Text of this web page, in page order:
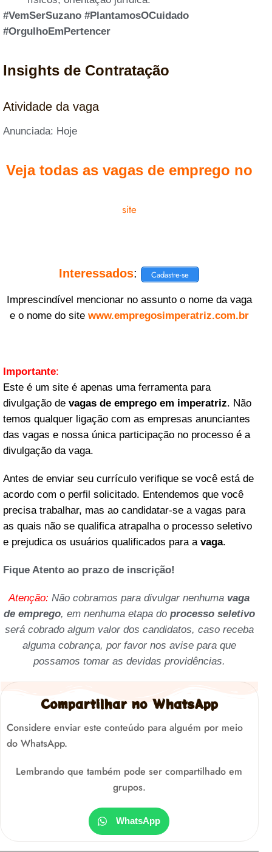
#VemSerSuzano #PlantamosOCuidado
#OrgulhoEmPertencer
Insights de Contratação
Atividade da vaga
Anunciada: Hoje
Veja todas as vagas de emprego no
site
Interessados: Cadastre-se
Imprescindível mencionar no assunto o nome da vaga
e o nome do site www.empregosimperatriz.com.br
Importante:
Este é um site é apenas uma ferramenta para
divulgação de vagas de emprego em imperatriz. Não
temos qualquer ligação com as empresas anunciantes
das vagas e nossa única participação no processo é a
divulgação da vaga.
Antes de enviar seu currículo verifique se você está de
acordo com o perfil solicitado. Entendemos que você
precisa trabalhar, mas ao candidatar-se a vagas para
as quais não se qualifica atrapalha o processo seletivo
e prejudica os usuários qualificados para a vaga.
Fique Atento ao prazo de inscrição!
Atenção: Não cobramos para divulgar nenhuma vaga
de emprego, em nenhuma etapa do processo seletivo
será cobrado algum valor dos candidatos, caso receba
alguma cobrança, por favor nos avise para que
possamos tomar as devidas providências.
Compartilhar no WhatsApp
Considere enviar este conteúdo para alguém por meio
do WhatsApp.
Lembrando que também pode ser compartilhado em
grupos.
WhatsApp